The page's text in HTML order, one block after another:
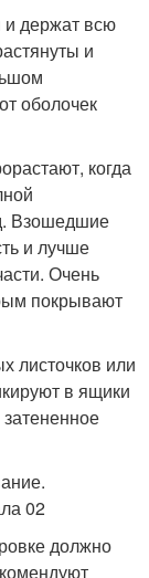
и держат всю
и
оболочек
когда
Взошедшие
и лучше
Очень
покрывают
листочков или
в ящики
должно